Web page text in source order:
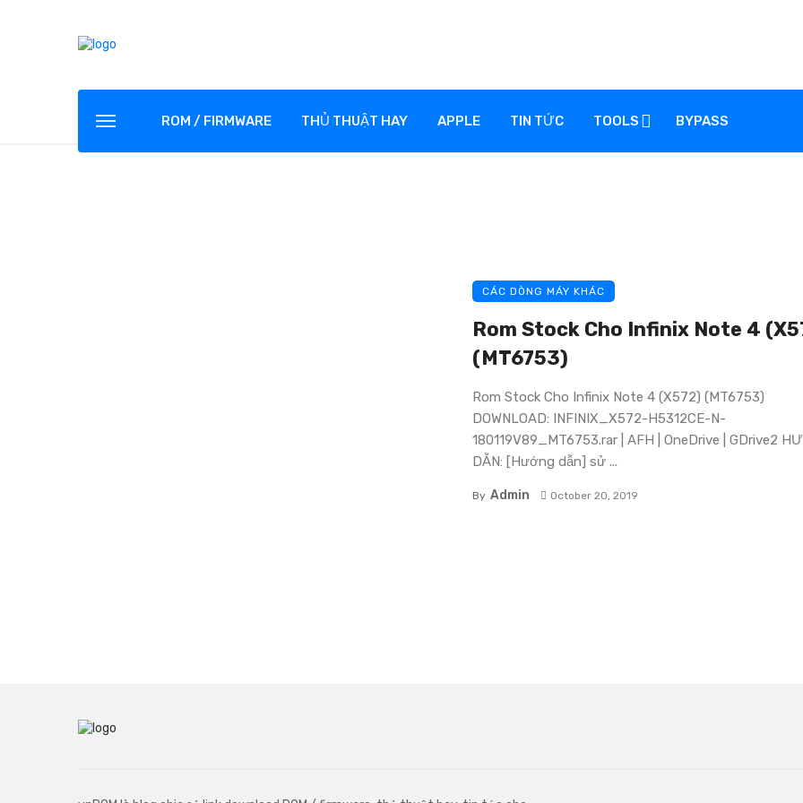
ROM / FIRMWARE THỦ THUẬT HAY APPLE TIN TỨC TOOLS BYPASS
CÁC DÒNG MÁY KHÁC
Rom Stock Cho Infinix Note 4
(MT6753)
Rom Stock Cho Infinix Note 4 (X572) (MT6753)
DOWNLOAD: INFINIX_X572-H5312CE-N-
180119V89_MT6753.rar | AFH | OneDrive | GDrive2
DẪN: [Hướng dẫn] sử ...
By Admin October 20, 2019